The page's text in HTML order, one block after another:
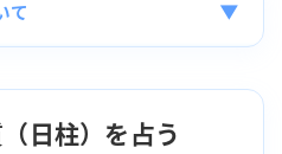
て ▼
日柱）を占う